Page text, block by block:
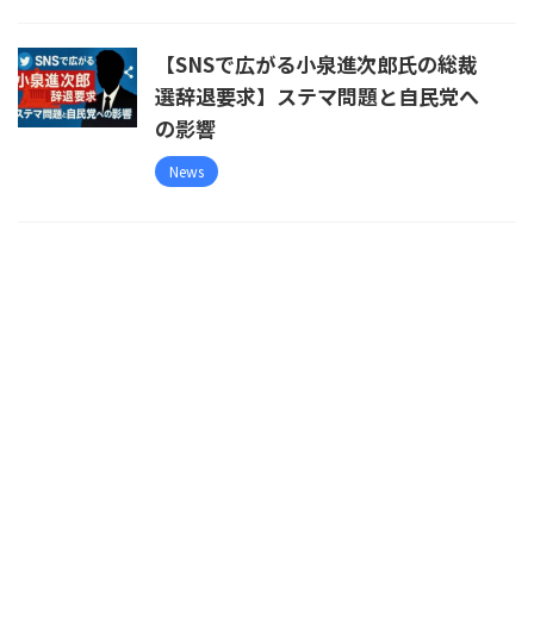
【SNSで広がる小泉進次郎氏の総裁
選辞退要求】ステマ問題と自民党へ
の影響
News